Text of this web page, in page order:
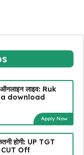
ऑनलाइन लाइव: Ruk
download
Apply Now
होगी: UP TGT
Off